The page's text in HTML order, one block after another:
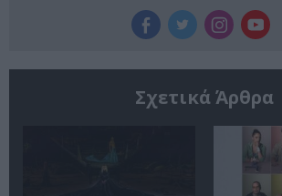
Σχετικά Άρθρα